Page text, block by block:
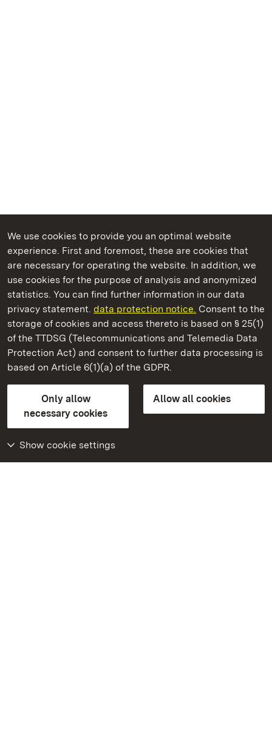
We use cookies to provide you an optimal website
experience. First and foremost, these are cookies that
are necessary for operating the website. In addition, we
use cookies for the purpose of analysis and anonymized
statistics. You can find further information in our data
privacy statement. data protection notice. Consent to the
storage of cookies and access thereto is based on § 25(1)
of the TTDSG (Telecommunications and Telemedia Data
Protection Act) and consent to further data processing is
based on Article 6(1)(a) of the GDPR.
Only allow
necessary cookies
Allow all cookies
Show cookie settings
State Palaces and Gardens of Baden-Wuerttemberg
Staatliche Schlösser und Gärten Baden‑Württemberg
State Palaces and Gardens of Baden-Wuerttemberg
Contact usFAQMasthead
Declaration on barrier-free access
BITV-konform (geprüfte Seiten)